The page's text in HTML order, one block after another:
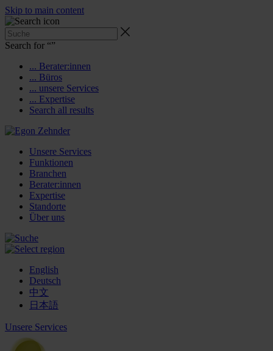
Skip to main content
Search for “”
... Berater:innen
... Büros
... unsere Services
... Expertise
Search all results
Unsere Services
Funktionen
Branchen
Berater:innen
Expertise
Standorte
Über uns
English
Deutsch
中文
日本語
Unsere Services